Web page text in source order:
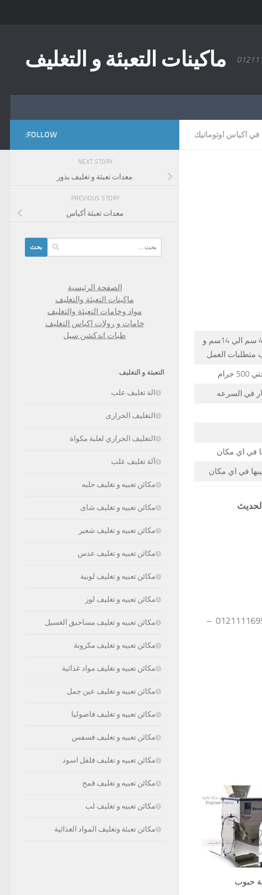
ماكينات التعبئة و التغليف
اكياس اوتوماتيك
طول الكيس من 5 سم الي 20 سم وعرض من 4 سم الي 14سم و
العمل
موبايل: 01211116954 – 01211116955 – 01211116956 – 01211116957 –
حبوب
FOLLOW:
NEXT STORY
معدات تعبئة و تغليف بذور
PREVIOUS STORY
معدات تعبئة أكياس
عن:
الصفحة الرئيسية
ماكينات التعبئة والتغليف
مواد وخامات التعبئة والتغليف
خامات و رولات اكياس التغليف
طبات اندكشن سيل
التعبئة و التغليف
الة تغليف علب
التغليف الحرارى
التغليف الحراري لعلبة مكواة
آلة تغليف علب
مكائن تعبيه و تغليف حلبه
مكائن تعبيه و تغليف شاى
مكائن تعبيه و تغليف شعير
مكائن تعبيه و تغليف عدس
مكائن تعبيه و تغليف لوبية
مكائن تعبيه و تغليف لوز
مكائن تعبيه و تغليف مساحيق الغسيل
مكائن تعبيه و تغليف مكرونة
مكائن تعبيه و تغليف مواد غذائية
مكائن تعبيه و تغليف عين جمل
مكائن تعبيه و تغليف فاصوليا
مكائن تعبيه و تغليف فسفس
مكائن تعبيه و تغليف فلفل اسود
مكائن تعبيه و تغليف قمح
مكائن تعبيه و تغليف لب
مكائن تعبئة وتغليف المواد الغذائية